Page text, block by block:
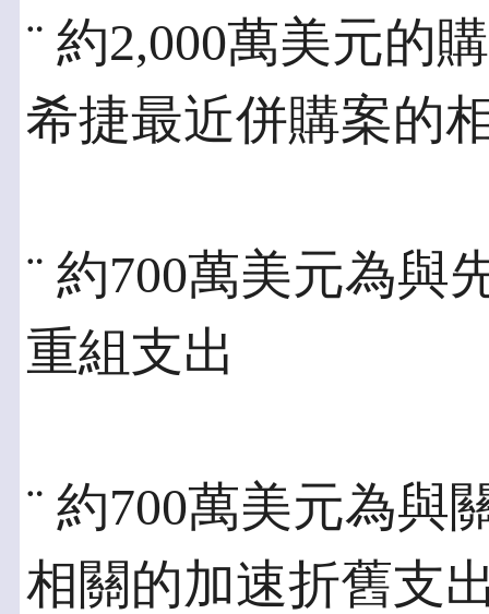
¨ 約2,000萬美元的
希捷最近併購案的
¨ 約700萬美元為與
重組支出
¨ 約700萬美元為與
相關的加速折舊支